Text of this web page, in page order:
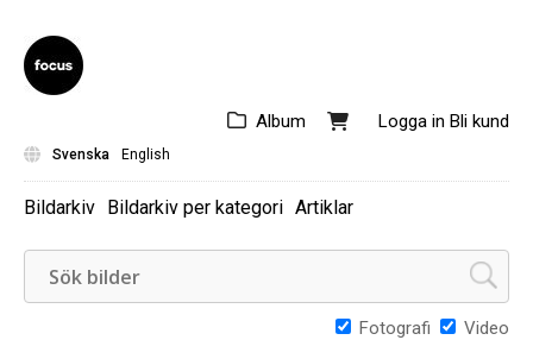
Logga in Bli kund
Album
Svenska English
Bildarkiv Bildarkiv per kategori Artiklar
Fotografi Video